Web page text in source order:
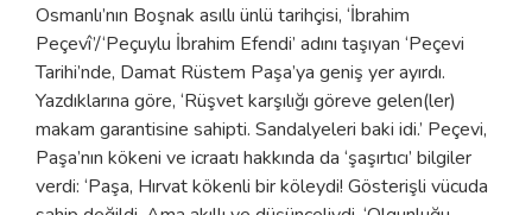
Osmanlı’nın Boşnak asıllı ünlü tarihçisi, ‘İbrahim
Peçevî’/‘Peçuylu İbrahim Efendi’ adını taşıyan ‘Peçevi
Tarihi’nde, Damat Rüstem Paşa’ya geniş yer ayırdı.
Yazdıklarına göre, ‘Rüşvet karşılığı göreve gelen(ler)
makam garantisine sahipti. Sandalyeleri baki idi.’ Peçevi,
Paşa’nın kökeni ve icraatı hakkında da ‘şaşırtıcı’ bilgiler
verdi: ‘Paşa, Hırvat kökenli bir köleydi! Gösterişli vücuda